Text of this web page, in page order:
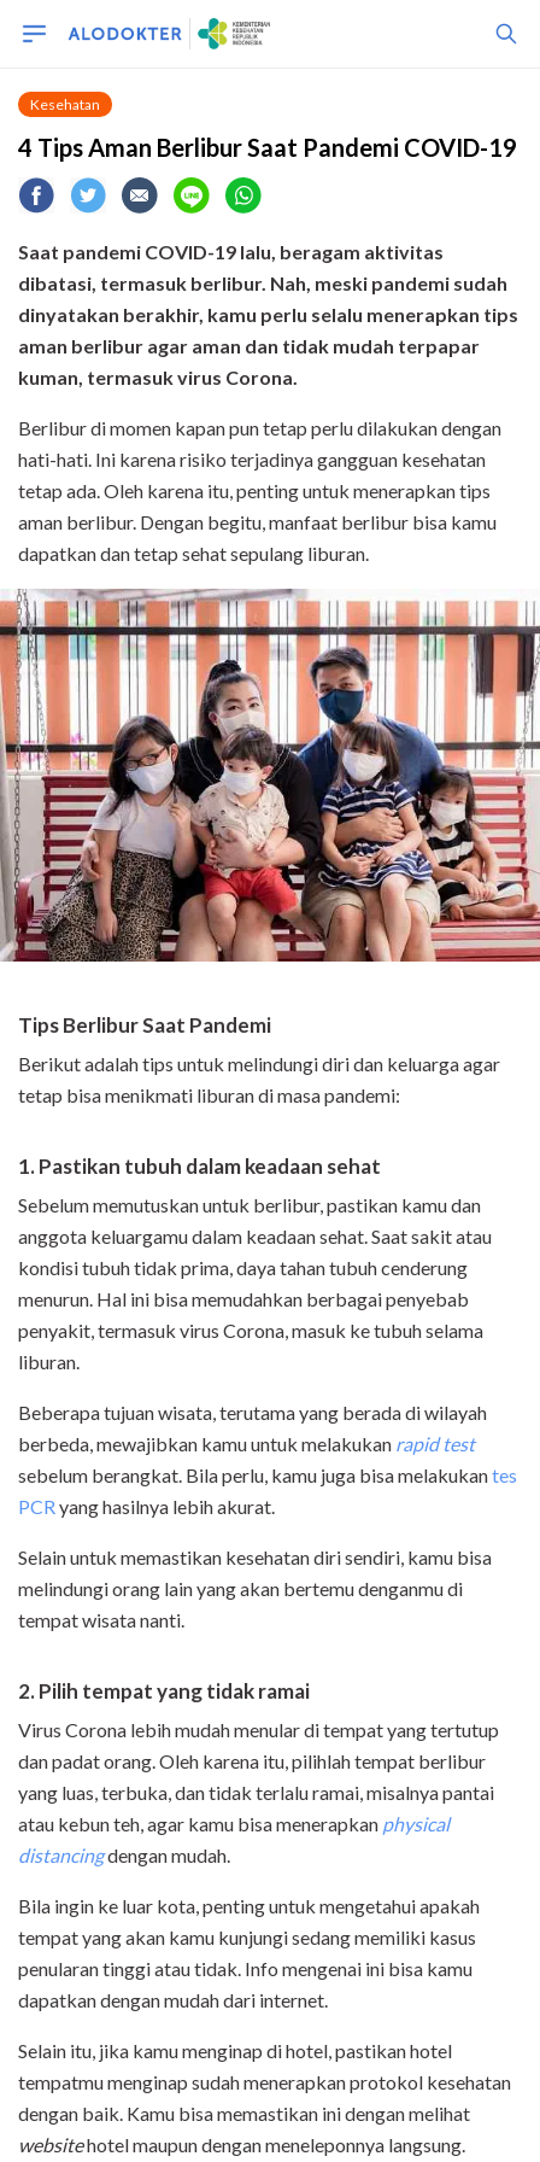
Kesehatan
4 Tips Aman Berlibur Saat Pandemi COVID-19
Saat pandemi COVID-19 lalu, beragam aktivitas
dibatasi, termasuk berlibur. Nah, meski pandemi sudah
dinyatakan berakhir, kamu perlu selalu menerapkan tips
aman berlibur agar aman dan tidak mudah terpapar
kuman, termasuk virus Corona.
Berlibur di momen kapan pun tetap perlu dilakukan dengan
hati-hati. Ini karena risiko terjadinya gangguan kesehatan
tetap ada. Oleh karena itu, penting untuk menerapkan tips
aman berlibur. Dengan begitu, manfaat berlibur bisa kamu
dapatkan dan tetap sehat sepulang liburan.
Tips Berlibur Saat Pandemi
Berikut adalah tips untuk melindungi diri dan keluarga agar
tetap bisa menikmati liburan di masa pandemi:
1. Pastikan tubuh dalam keadaan sehat
Sebelum memutuskan untuk berlibur, pastikan kamu dan
anggota keluargamu dalam keadaan sehat. Saat sakit atau
kondisi tubuh tidak prima, daya tahan tubuh cenderung
menurun. Hal ini bisa memudahkan berbagai penyebab
penyakit, termasuk virus Corona, masuk ke tubuh selama
liburan.
Beberapa tujuan wisata, terutama yang berada di wilayah
berbeda, mewajibkan kamu untuk melakukan rapid test
sebelum berangkat. Bila perlu, kamu juga bisa melakukantes
PCRyang hasilnya lebih akurat.
Selain untuk memastikan kesehatan diri sendiri, kamu bisa
melindungi orang lain yang akan bertemu denganmu di
tempat wisata nanti.
2. Pilih tempat yang tidak ramai
Virus Corona lebih mudah menular di tempat yang tertutup
dan padat orang. Oleh karena itu, pilihlah tempat berlibur
yang luas, terbuka, dan tidak terlalu ramai, misalnya pantai
atau kebun teh, agar kamu bisa menerapkan physical
distancingdengan mudah.
Bila ingin ke luar kota, penting untuk mengetahui apakah
tempat yang akan kamu kunjungi sedang memiliki kasus
penularan tinggi atau tidak. Info mengenai ini bisa kamu
dapatkan dengan mudah dari internet.
Selain itu, jika kamu menginap di hotel, pastikan hotel
tempatmu menginap sudah menerapkan protokol kesehatan
dengan baik. Kamu bisa memastikan ini dengan melihat
websitehotel maupun dengan meneleponnya langsung.